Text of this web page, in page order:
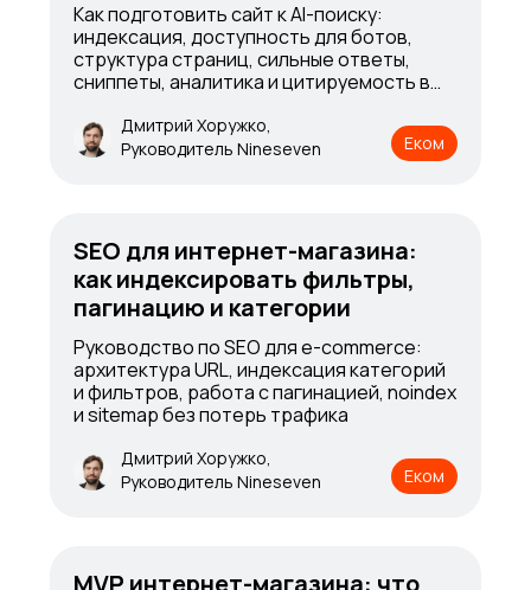
Как подготовить сайт к AI-поиску:
индексация, доступность для ботов,
структура страниц, сильные ответы,
сниппеты, аналитика и цитируемость в
Дмитрий Хоружко,
Руководитель Nineseven
Еком
SEO для интернет-магазина:
как индексировать фильтры,
пагинацию и категории
Руководство по SEO для e-commerce:
архитектура URL, индексация категорий
и фильтров, работа с пагинацией, noindex
и sitemap без потерь трафика
Дмитрий Хоружко,
Руководитель Nineseven
Еком
MVP интернет-магазина: что